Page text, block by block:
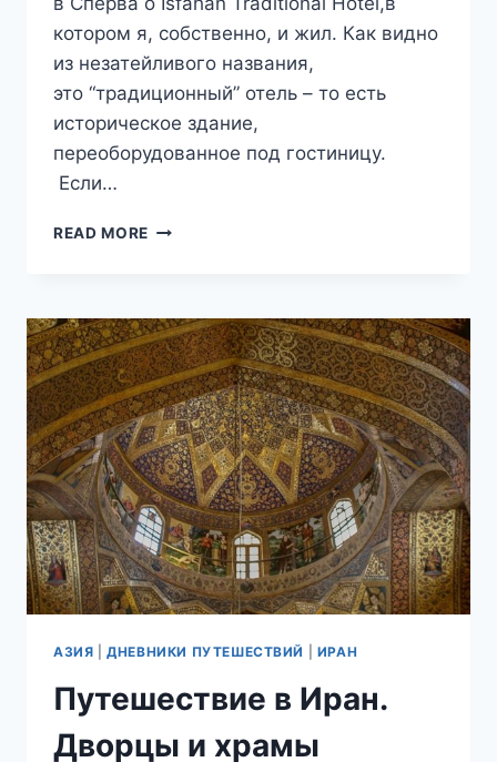
котором я, собственно, и жил. Как видно
из незатейливого названия,
это “традиционный” отель – то есть
историческое здание,
переоборудованное под гостиницу.
Если…
READ MORE ПУТЕШЕСТВИЕ
6
И
7
(ЧАСТЬ
IV).
РЕСТОРАНЫ
И
ГОСТИНИЦЫ
ИСФАХАНА.
АЗИЯ |ДНЕВНИКИ ПУТЕШЕСТВИЙ ИРАН
Путешествие в Иран.
Дворцы и храмы